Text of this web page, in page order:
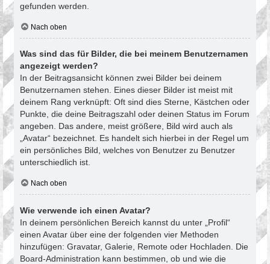
gefunden werden.
Nach oben
Was sind das für Bilder, die bei meinem Benutzernamen
angezeigt werden?
In der Beitragsansicht können zwei Bilder bei deinem
Benutzernamen stehen. Eines dieser Bilder ist meist mit
deinem Rang verknüpft: Oft sind dies Sterne, Kästchen oder
Punkte, die deine Beitragszahl oder deinen Status im Forum
angeben. Das andere, meist größere, Bild wird auch als
„Avatar“ bezeichnet. Es handelt sich hierbei in der Regel um
ein persönliches Bild, welches von Benutzer zu Benutzer
unterschiedlich ist.
Nach oben
Wie verwende ich einen Avatar?
In deinem persönlichen Bereich kannst du unter „Profil“
einen Avatar über eine der folgenden vier Methoden
hinzufügen: Gravatar, Galerie, Remote oder Hochladen. Die
Board-Administration kann bestimmen, ob und wie die